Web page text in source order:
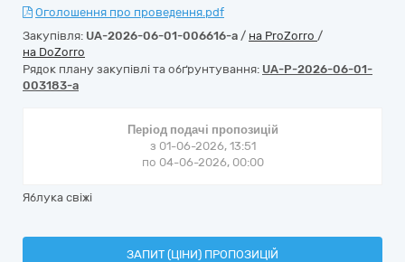
Оголошення про проведення.pdf
Закупівля: UA-2026-06-01-006616-a / на ProZorro /
на DoZorro
Рядок плану закупівлі та обґрунтування: UA-P-2026-06-01-
003183-a
Період подачі пропозицій
з 01-06-2026, 13:51
по 04-06-2026, 00:00
Яблука свіжі
ЗАПИТ (ЦІНИ) ПРОПОЗИЦІЙ